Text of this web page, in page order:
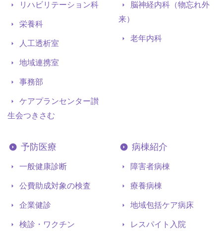
リハビリテーション科
栄養科
人工透析室
地域連携室
事務部
ケアプランセンター讃
生会つきさむ
脳神経内科（物忘れ外
来）
老年内科
予防医療
一般健康診断
公費助成対象の検査
企業健診
検診・ワクチン
病棟紹介
障害者病棟
療養病棟
地域包括ケア病床
レスパイト入院